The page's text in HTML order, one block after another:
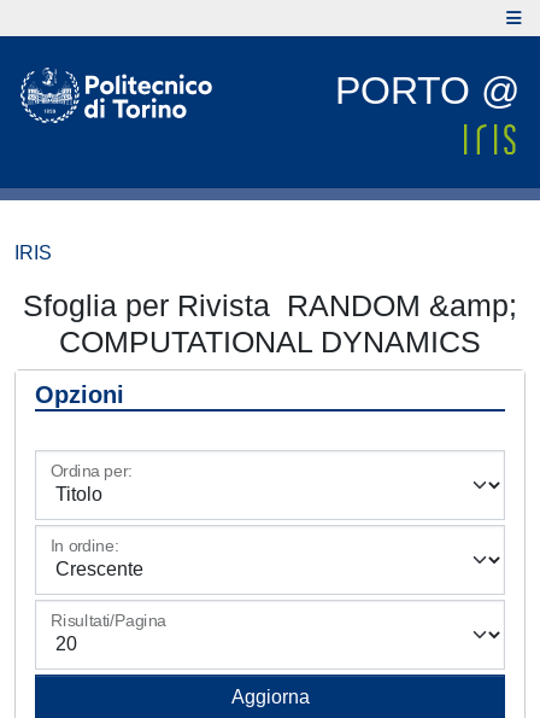
PORTO @
IRIS
Sfoglia per Rivista RANDOM &amp;
COMPUTATIONAL DYNAMICS
Opzioni
Ordina per:
In ordine:
Risultati/Pagina